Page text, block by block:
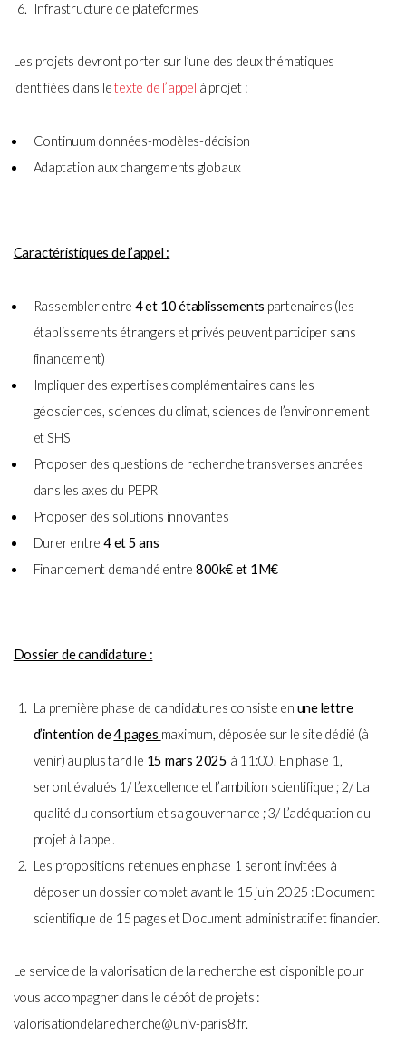
Infrastructure de plateformes
Les projets devront porter sur l’une des deux thématiques
identifiées dans letexte de l’appel à projet :
Continuum données-modèles-décision
Adaptation aux changements globaux
Caractéristiques de l’appel :
Rassembler entre 4 et 10 établissements partenaires (les
établissements étrangers et privés peuvent participer sans
financement)
Impliquer des expertises complémentaires dans les
géosciences, sciences du climat, sciences de l’environnement
et SHS
Proposer des questions de recherche transverses ancrées
dans les axes du PEPR
Proposer des solutions innovantes
Durer entre4 et 5 ans
Financement demandé entre 800k€ et 1M€
Dossier de candidature :
La première phase de candidatures consiste en une lettre
d’intention de4 pages maximum, déposée sur le site dédié (à
venir) au plus tard le 15 mars 2025 à 11:00. En phase 1,
seront évalués 1/ L’excellence et l’ambition scientifique ; 2/ La
qualité du consortium et sa gouvernance ; 3/ L’adéquation du
projet à l’appel.
Les propositions retenues en phase 1 seront invitées à
déposer un dossier complet avant le 15 juin 2025 : Document
scientifique de 15 pages et Document administratif et financier.
Le service de la valorisation de la recherche est disponible pour
vous accompagner dans le dépôt de projets :
valorisationdelarecherche@univ-paris8.fr.